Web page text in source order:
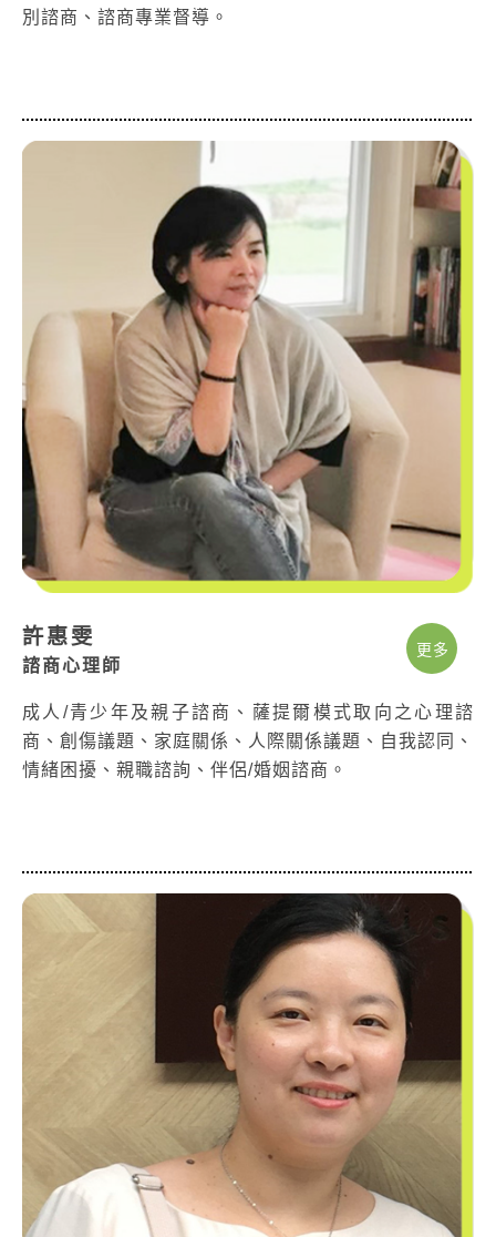
別諮商、諮商專業督導。
更多
許惠雯
諮商心理師
成人/青少年及親子諮商、薩提爾模式取向之心理諮
商、創傷議題、家庭關係、人際關係議題、自我認同、
情緒困擾、親職諮詢、伴侶/婚姻諮商。